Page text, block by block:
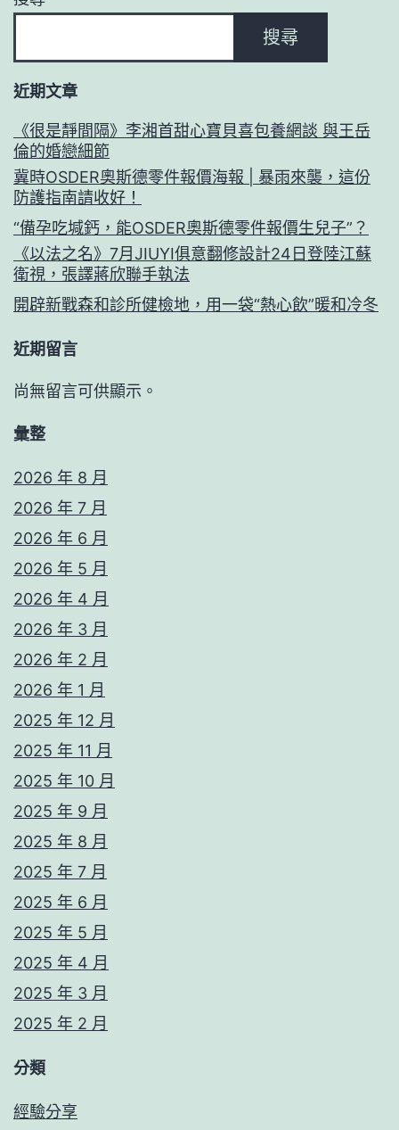
搜尋
近期文章
《很是靜間隔》李湘首甜心寶貝喜包養網談 與王岳
倫的婚戀細節
冀時OSDER奧斯德零件報價海報 | 暴雨來襲，這份
防護指南請收好！
“備孕吃堿鈣，能OSDER奧斯德零件報價生兒子”？
《以法之名》7月JIUYI俱意翻修設計24日登陸江蘇
衛視，張譯蔣欣聯手執法
開辟新戰森和診所健檢地，用一袋“熱心飲”暖和冷冬
近期留言
尚無留言可供顯示。
彙整
2026 年 8 月
2026 年 7 月
2026 年 6 月
2026 年 5 月
2026 年 4 月
2026 年 3 月
2026 年 2 月
2026 年 1 月
2025 年 12 月
2025 年 11 月
2025 年 10 月
2025 年 9 月
2025 年 8 月
2025 年 7 月
2025 年 6 月
2025 年 5 月
2025 年 4 月
2025 年 3 月
2025 年 2 月
分類
經驗分享